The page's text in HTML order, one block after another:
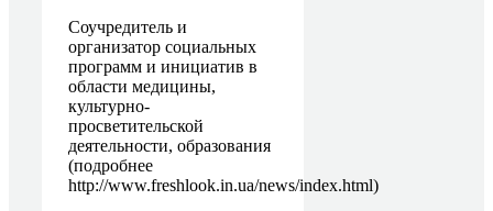
Соучредитель и
организатор социальных
программ и инициатив в
области медицины,
культурно-
просветительской
деятельности, образования
(подробнее
http://www.freshlook.in.ua/news/index.html)